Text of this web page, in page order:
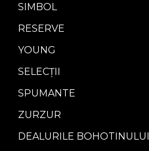
SIMBOL
RESERVE
YOUNG
SELECȚII
SPUMANTE
ZURZUR
DEALURILE BOHOTINULUI